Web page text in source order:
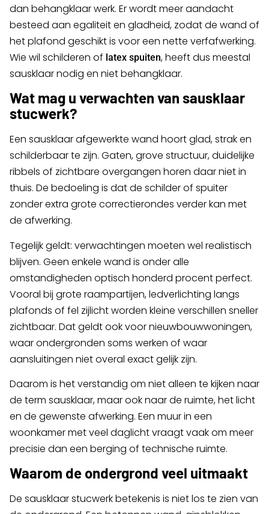
dan behangklaar werk. Er wordt meer aandacht
besteed aan egaliteit en gladheid, zodat de wand of
het plafond geschikt is voor een nette verfafwerking.
Wie wil schilderen of latex spuiten, heeft dus meestal
sausklaar nodig en niet behangklaar.
Wat mag u verwachten van sausklaar
stucwerk?
Een sausklaar afgewerkte wand hoort glad, strak en
schilderbaar te zijn. Gaten, grove structuur, duidelijke
ribbels of zichtbare overgangen horen daar niet in
thuis. De bedoeling is dat de schilder of spuiter
zonder extra grote correctierondes verder kan met
de afwerking.
Tegelijk geldt: verwachtingen moeten wel realistisch
blijven. Geen enkele wand is onder alle
omstandigheden optisch honderd procent perfect.
Vooral bij grote raampartijen, ledverlichting langs
plafonds of fel zijlicht worden kleine verschillen sneller
zichtbaar. Dat geldt ook voor nieuwbouwwoningen,
waar ondergronden soms werken of waar
aansluitingen niet overal exact gelijk zijn.
Daarom is het verstandig om niet alleen te kijken naar
de term sausklaar, maar ook naar de ruimte, het licht
en de gewenste afwerking. Een muur in een
woonkamer met veel daglicht vraagt vaak om meer
precisie dan een berging of technische ruimte.
Waarom de ondergrond veel uitmaakt
De sausklaar stucwerk betekenis is niet los te zien van